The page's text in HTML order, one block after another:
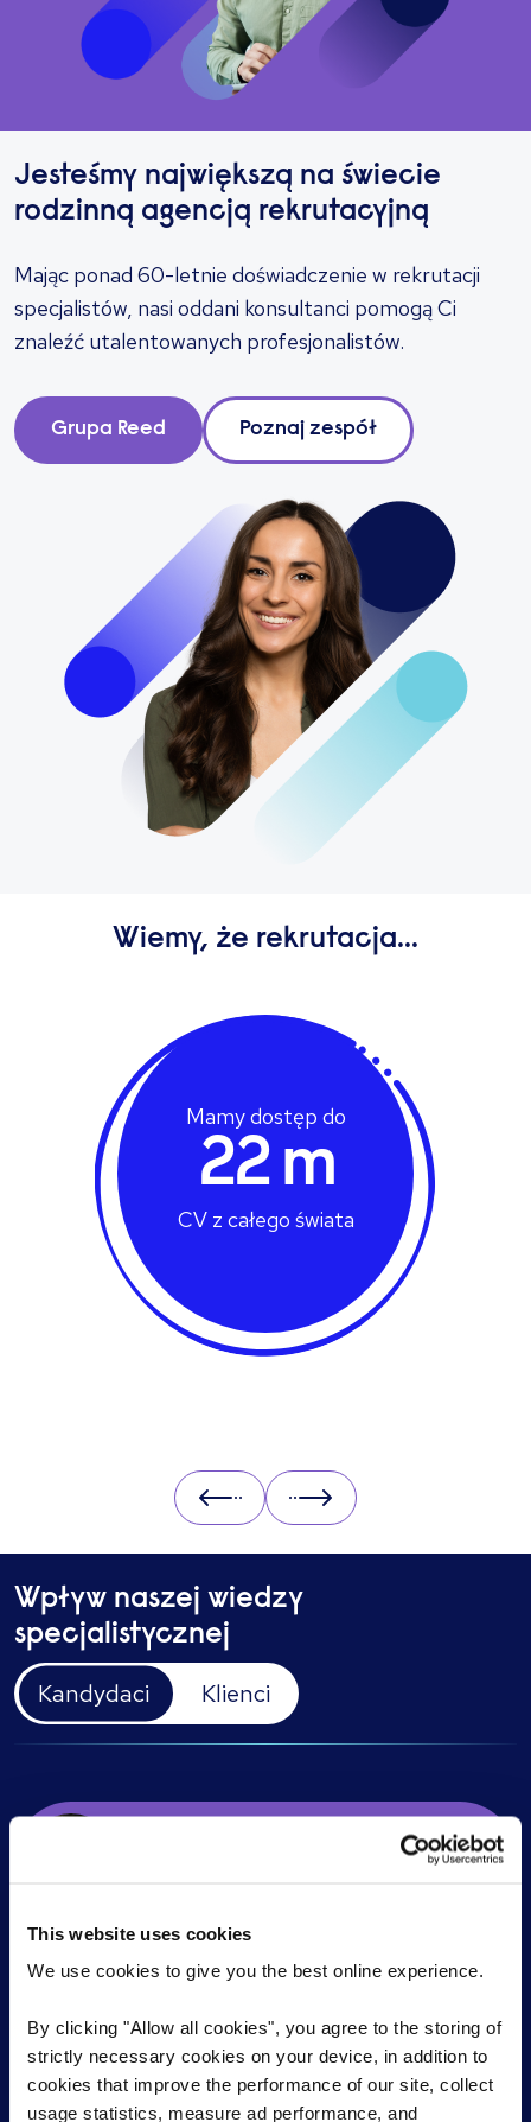
This website uses cookies
We use cookies to give you the best online experience.
By clicking "Allow all cookies", you agree to the storing of
strictly necessary cookies on your device, in addition to
cookies that improve the performance of our site, collect
usage statistics, measure ad performance, and
Jesteśmy największą na świecie
rodzinną agencją rekrutacyjną
Mając ponad 60-letnie doświadczenie w rekrutacji
specjalistów, nasi oddani konsultanci pomogą Ci
znaleźć utalentowanych profesjonalistów.
Grupa Reed Poznaj zespół
Wiemy, że rekrutacja...
Mamy dostęp do
22 m
CV z całego świata
Prev Next
Wpływ naszej wiedzy
specjalistycznej
Kandydaci
Klienci
Steve Clough
Construction T-Level Coordinator
Elisa Lo Iacono
Associate Service Manager